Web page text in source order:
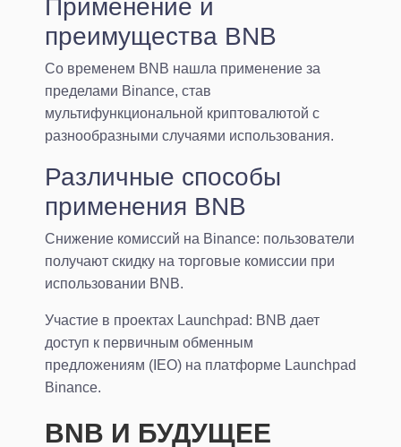
Применение и
преимущества BNB
Со временем BNB нашла применение за
пределами Binance, став
мультифункциональной криптовалютой с
разнообразными случаями использования.
Различные способы
применения BNB
Снижение комиссий на Binance: пользователи
получают скидку на торговые комиссии при
использовании BNB.
Участие в проектах Launchpad: BNB дает
доступ к первичным обменным
предложениям (IEO) на платформе Launchpad
Binance.
BNB И БУДУЩЕЕ